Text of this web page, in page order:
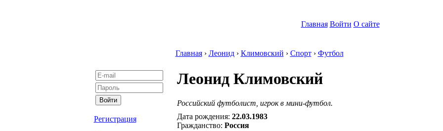
Главная Войти О сайте
Регистрация
Главная› Леонид› Климовский › Спорт› Футбол
Леонид Климовский
Российский футболист, игрок в мини-футбол.
Дата рождения: 22.03.1983
Гражданство: Россия